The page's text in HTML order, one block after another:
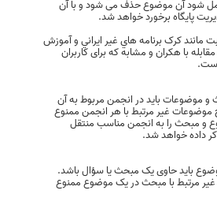
شود آن موضوع حذف می شود و با آن
پایگاه برخورد خواهد شد.
مانند کرک برنامه هاي غير ايراني و آموزش
با هكران و مشابه که برای کاربران
موضوعات باید در انجمن مربوط به آن
غیر مرتبط با هر انجمن ممنوع
و مبحث را به انجمن مناسب منتقل
داده خواهد شد.
باید حاوی یک مبحث یا سؤال باشد.
مرتبط با مبحث در یک موضوع ممنوع